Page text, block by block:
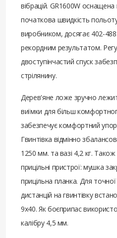
вібрацій. GR1600W
початкова швидкість
виробником, досягає 402-
рекордним результатом.
двоступінчастий спуск
стрілянину.
Дерев'яне ложе зручно
виїмки для більш
забезпечує комфортний упор
Гвинтівка відмінно
1250 мм. та вазі 4,2 ​​кг.
прицільні пристрої: мушка
прицільна планка. Для
дистанцій на гвинтівку
9х40. Як боєприпас
калібру 4,5 мм.